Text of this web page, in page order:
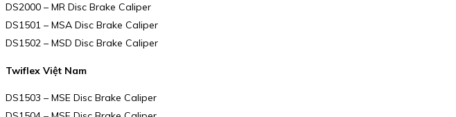
DS2000 – MR Disc Brake Caliper
DS1501 – MSA Disc Brake Caliper
DS1502 – MSD Disc Brake Caliper
Twiflex Việt Nam
DS1503 – MSE Disc Brake Caliper